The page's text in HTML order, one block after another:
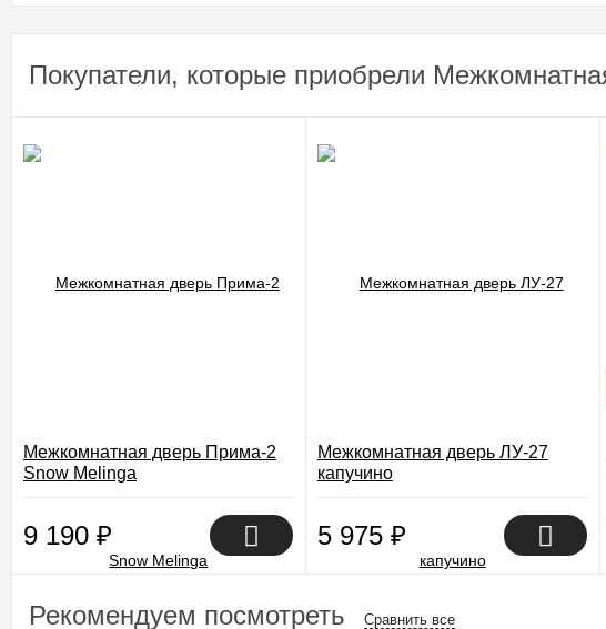
Покупатели, которые приобрели
Межкомнатная дверь Прима-2
Snow Melinga
9 190 ₽
Межкомнатная дверь ЛУ-27
капучино
5 975 ₽
Рекомендуем посмотреть Сравнить все